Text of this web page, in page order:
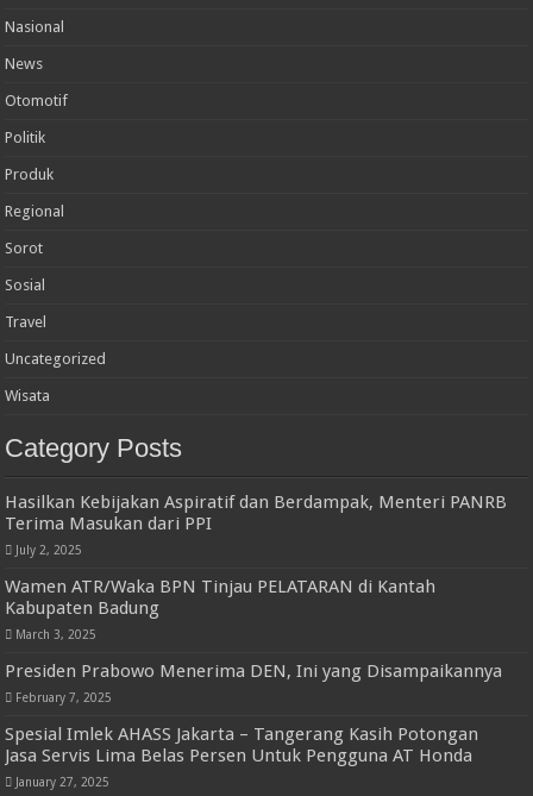
Nasional
News
Otomotif
Politik
Produk
Regional
Sorot
Sosial
Travel
Uncategorized
Wisata
Category Posts
Hasilkan Kebijakan Aspiratif dan Berdampak, Menteri PANRB
Terima Masukan dari PPI
July 2, 2025
Wamen ATR/Waka BPN Tinjau PELATARAN di Kantah
Kabupaten Badung
March 3, 2025
Presiden Prabowo Menerima DEN, Ini yang Disampaikannya
February 7, 2025
Spesial Imlek AHASS Jakarta – Tangerang Kasih Potongan
Jasa Servis Lima Belas Persen Untuk Pengguna AT Honda
January 27, 2025